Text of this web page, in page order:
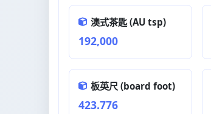
澳式茶匙 (AU tsp)
192,000
板英尺 (board foot)
423.776